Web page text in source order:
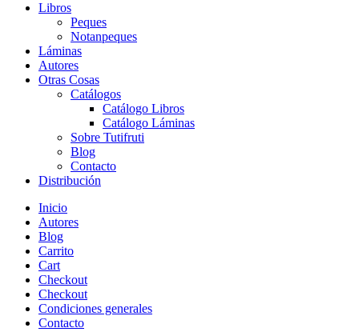
Libros
Peques
Notanpeques
Láminas
Autores
Otras Cosas
Catálogos
Catálogo Libros
Catálogo Láminas
Sobre Tutifruti
Blog
Contacto
Distribución
Inicio
Autores
Blog
Carrito
Cart
Checkout
Checkout
Condiciones generales
Contacto